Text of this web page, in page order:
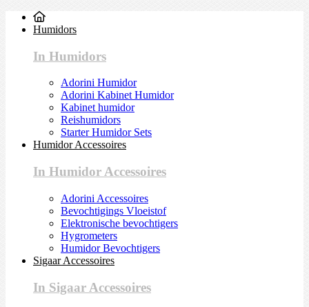
Humidors
In Humidors
Adorini Humidor
Adorini Kabinet Humidor
Kabinet humidor
Reishumidors
Starter Humidor Sets
Humidor Accessoires
In Humidor Accessoires
Adorini Accessoires
Bevochtigings Vloeistof
Elektronische bevochtigers
Hygrometers
Humidor Bevochtigers
Sigaar Accessoires
In Sigaar Accessoires